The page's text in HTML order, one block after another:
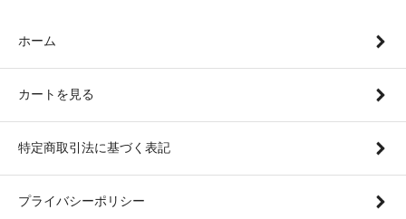
ホーム
カートを見る
特定商取引法に基づく表記
プライバシーポリシー